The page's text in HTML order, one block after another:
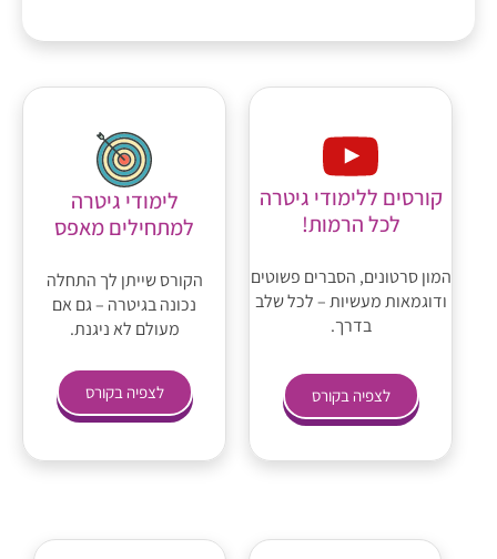
קורסים ללימודי גיטרה
לכל הרמות!
המון סרטונים, הסברים פשוטים
ודוגמאות מעשיות – לכל שלב
בדרך.
לצפיה בקורס
לימודי גיטרה
למתחילים מאפס
הקורס שייתן לך התחלה
נכונה בגיטרה – גם אם
מעולם לא ניגנת.
לצפיה בקורס